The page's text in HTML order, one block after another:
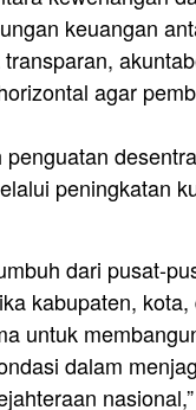
keuangan
agar
peningkatan
dari pusat-
kabupaten,
untuk
dalam